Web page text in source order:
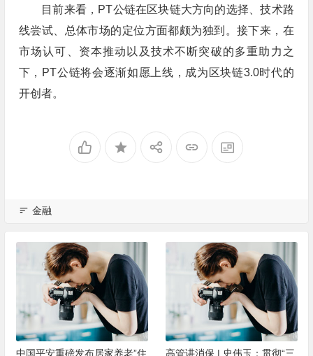
目前来看，PT公链在区块链大方向的选择、技术路
线尝试、总体市场的定位方面都颇为独到。接下来，在
市场认可、资本推动以及技术不断突破的多重助力之
下，PT公链将会逐渐如愿上线，成为区块链3.0时代的
开创者。
金融
中国平安重磅发布居家养老”住
高管讲消保 | 史伟玉：贯彻“三